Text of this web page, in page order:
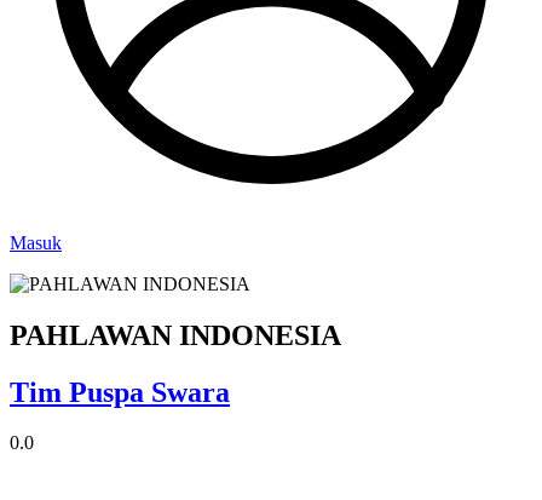
Masuk
PAHLAWAN INDONESIA
Tim Puspa Swara
0.0